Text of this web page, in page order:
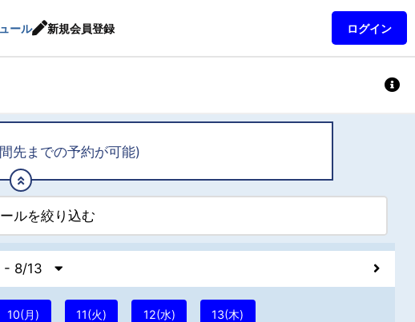
ール 新規会員登録 ログイン
先までの予約が可能)
ルを絞り込む
- 8/13
10(月) 11(火) 12(水) 13(木)